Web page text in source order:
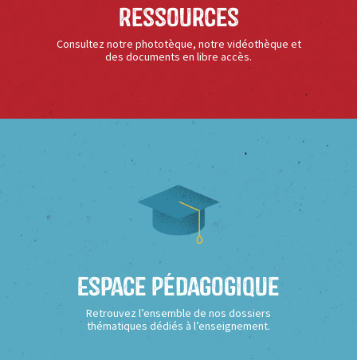
Ressources
Consultez notre phototèque, notre vidéothèque et
des documents en libre accès.
Espace Pédagogique
Retrouvez l’ensemble de nos dossiers
thématiques dédiés à l’enseignement.